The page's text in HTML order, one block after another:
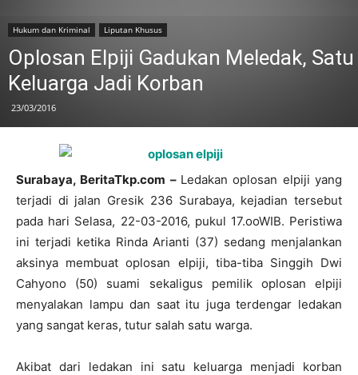
Hukum dan Kriminal Liputan Khusus
Oplosan Elpiji Gadukan Meledak, Satu
Keluarga Jadi Korban
23/03/2016
Surabaya, BeritaTkp.com – Ledakan oplosan elpiji yang
terjadi di jalan Gresik 236 Surabaya, kejadian tersebut
pada hari Selasa, 22-03-2016, pukul 17.ooWIB. Peristiwa
ini terjadi ketika Rinda Arianti (37) sedang menjalankan
aksinya membuat oplosan elpiji, tiba-tiba Singgih Dwi
Cahyono (50) suami sekaligus pemilik oplosan elpiji
menyalakan lampu dan saat itu juga terdengar ledakan
yang sangat keras, tutur salah satu warga.
Akibat dari ledakan ini satu keluarga menjadi korban